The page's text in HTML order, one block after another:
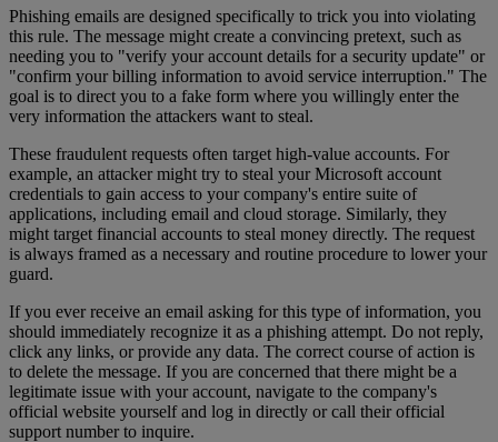
Phishing emails are designed specifically to trick you into violating
this rule. The message might create a convincing pretext, such as
needing you to "verify your account details for a security update" or
"confirm your billing information to avoid service interruption." The
goal is to direct you to a fake form where you willingly enter the
very information the attackers want to steal.
These fraudulent requests often target high-value accounts. For
example, an attacker might try to steal your Microsoft account
credentials to gain access to your company's entire suite of
applications, including email and cloud storage. Similarly, they
might target financial accounts to steal money directly. The request
is always framed as a necessary and routine procedure to lower your
guard.
If you ever receive an email asking for this type of information, you
should immediately recognize it as a phishing attempt. Do not reply,
click any links, or provide any data. The correct course of action is
to delete the message. If you are concerned that there might be a
legitimate issue with your account, navigate to the company's
official website yourself and log in directly or call their official
support number to inquire.